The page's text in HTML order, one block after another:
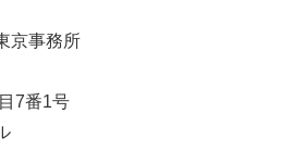
京事務所
7番1号